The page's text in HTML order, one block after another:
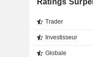
Ratings
Trader
Investisseur
Globale